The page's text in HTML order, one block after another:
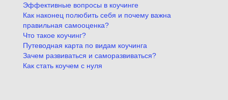
Эффективные вопросы в коучинге
Как наконец полюбить себя и почему важна
правильная самооценка?
Что такое коучинг?
Путеводная карта по видам коучинга
Зачем развиваться и саморазвиваться?
Как стать коучем с нуля